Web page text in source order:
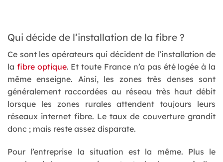
Qui décide de l’installation de la fibre ?
Ce sont les opérateurs qui décident de l’installation de
la fibre optique. Et toute France n’a pas été logée à la
même enseigne. Ainsi, les zones très denses sont
généralement raccordées au réseau très haut débit
lorsque les zones rurales attendent toujours leurs
réseaux internet fibre. Le taux de couverture grandit
donc ; mais reste assez disparate.
Pour l’entreprise la situation est la même. Plus le